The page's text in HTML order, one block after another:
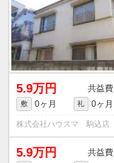
5.9万円
敷 0ヶ月 礼 0ヶ月
株式会社ハウスマ 駒込店
5.9万円